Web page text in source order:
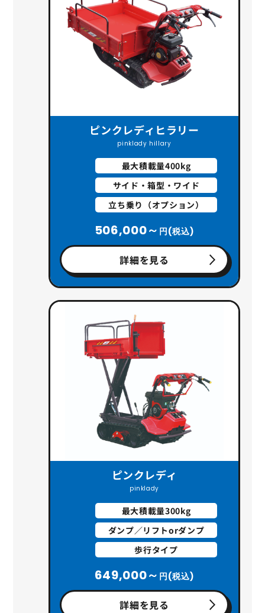
ピンクレディヒラリー
pinklady hillary
最大積載量400kg
サイド・箱型・ワイド
立ち乗り（オプション）
506,000～ 円(税込)
詳細を見る
ピンクレディ
pinklady
最大積載量300kg
ダンプ／リフトorダンプ
歩行タイプ
649,000～ 円(税込)
詳細を見る